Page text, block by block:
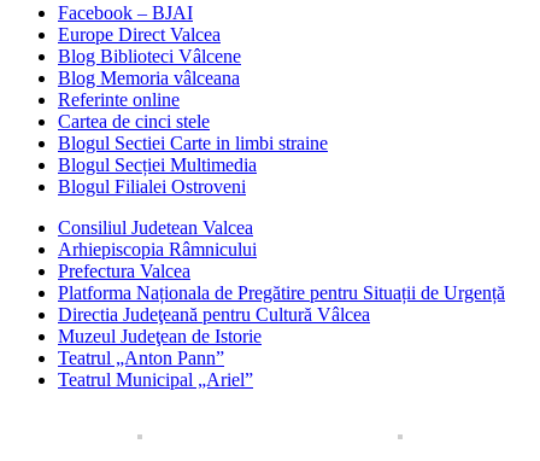
Facebook – BJAI
Europe Direct Valcea
Blog Biblioteci Vâlcene
Blog Memoria vâlceana
Referinte online
Cartea de cinci stele
Blogul Sectiei Carte in limbi straine
Blogul Secției Multimedia
Blogul Filialei Ostroveni
Consiliul Judetean Valcea
Arhiepiscopia Râmnicului
Prefectura Valcea
Platforma Naționala de Pregătire pentru Situații de Urgență
Directia Judeţeană pentru Cultură Vâlcea
Muzeul Judeţean de Istorie
Teatrul „Anton Pann”
Teatrul Municipal „Ariel”